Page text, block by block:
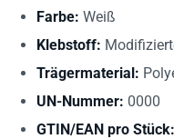
Farbe: Weiß
Klebstoff:
Trägermaterial:
UN-Nummer: 0000
GTIN/EAN pro Stück: